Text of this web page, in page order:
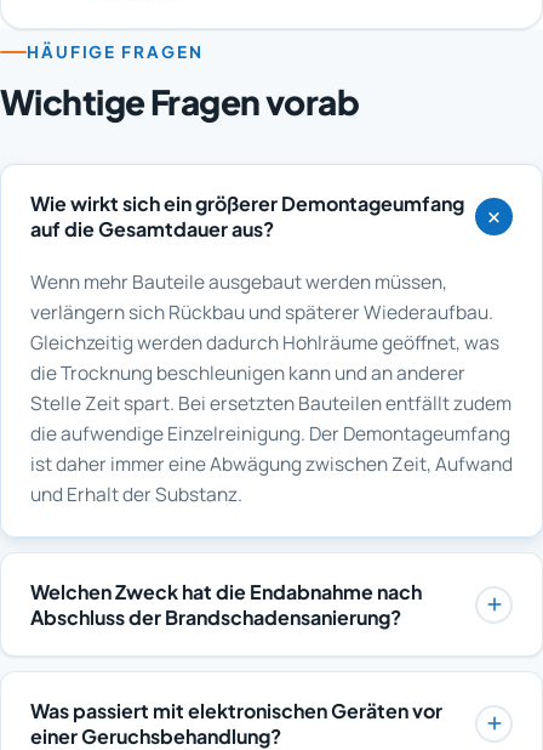
HÄUFIGE FRAGEN
Wichtige Fragen vorab
Wie wirkt sich ein größerer Demontageumfang
auf die Gesamtdauer aus?
Wenn mehr Bauteile ausgebaut werden müssen,
verlängern sich Rückbau und späterer Wiederaufbau.
Gleichzeitig werden dadurch Hohlräume geöffnet, was
die Trocknung beschleunigen kann und an anderer
Stelle Zeit spart. Bei ersetzten Bauteilen entfällt zudem
die aufwendige Einzelreinigung. Der Demontageumfang
ist daher immer eine Abwägung zwischen Zeit, Aufwand
und Erhalt der Substanz.
Welchen Zweck hat die Endabnahme nach
Abschluss der Brandschadensanierung?
Bei der Endabnahme wird der erreichte Zustand
gemeinsam mit dem Auftraggeber geprüft: Sauberkeit
der Flächen, Geruchsfreiheit, trockene Messwerte und
Was passiert mit elektronischen Geräten vor
einer Geruchsbehandlung?